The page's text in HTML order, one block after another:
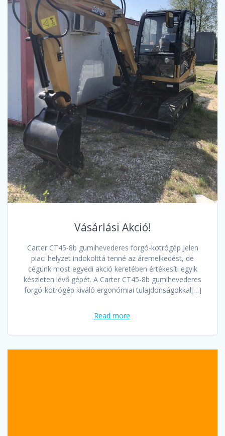
Vásárlási Akció!
Carter CT45-8b gumihevederes forgó-kotrógép Jelen
piaci helyzet indokolttá tenné az áremelkedést, de
cégünk most egyedi akció keretében értékesíti egyik
készleten lévő gépét. A Carter CT45-8b gumihevederes
forgó-kotrógép kiváló ergonómiai tulajdonságokkal[…]
Read more